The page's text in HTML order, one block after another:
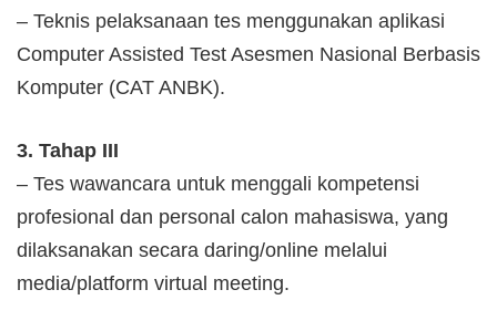
– Teknis pelaksanaan tes menggunakan aplikasi
Computer Assisted Test Asesmen Nasional Berbasis
Komputer (CAT ANBK).
3. Tahap III
– Tes wawancara untuk menggali kompetensi
profesional dan personal calon mahasiswa, yang
dilaksanakan secara daring/online melalui
media/platform virtual meeting.